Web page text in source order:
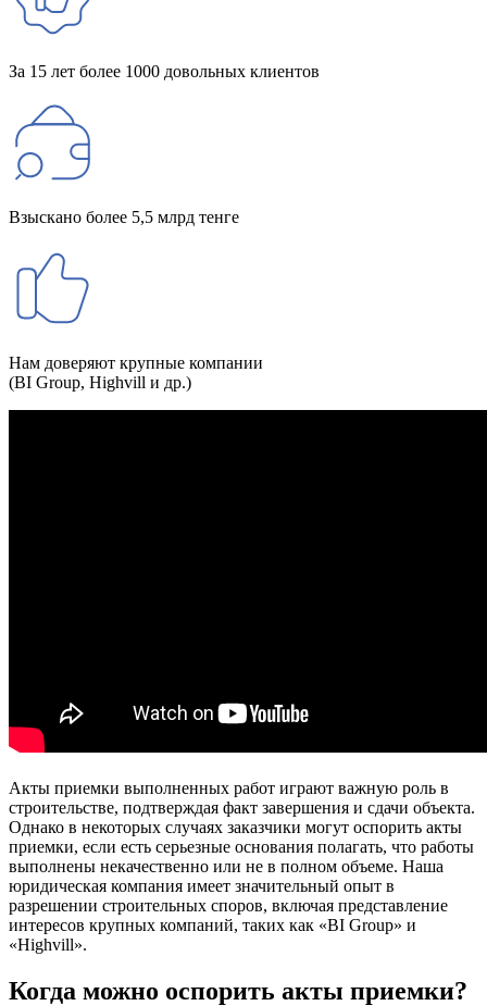
За 15 лет более 1000 довольных клиентов
Взыскано более 5,5 млрд тенге
Нам доверяют крупные компании
(BI Group, Highvill и др.)
Акты приемки выполненных работ играют важную роль в
строительстве, подтверждая факт завершения и сдачи объекта.
Однако в некоторых случаях заказчики могут оспорить акты
приемки, если есть серьезные основания полагать, что работы
выполнены некачественно или не в полном объеме. Наша
юридическая компания имеет значительный опыт в
разрешении строительных споров, включая представление
интересов крупных компаний, таких как «BI Group» и
«Highvill».
Когда можно оспорить акты приемки?